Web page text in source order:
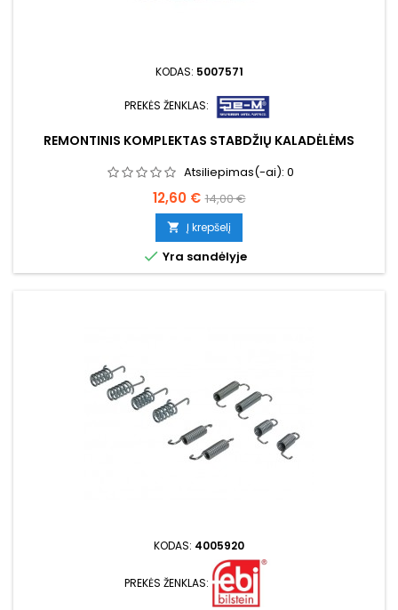
KODAS: 5007571
PREKĖS ŽENKLAS:
REMONTINIS KOMPLEKTAS STABDŽIŲ KALADĖLĖMS
Atsiliepimas(-ai): 0
Kaina
12,60 € Bazinė
kaina
14,00 €
 Į krepšelį
 Yra sandėlyje
KODAS: 4005920
PREKĖS ŽENKLAS: